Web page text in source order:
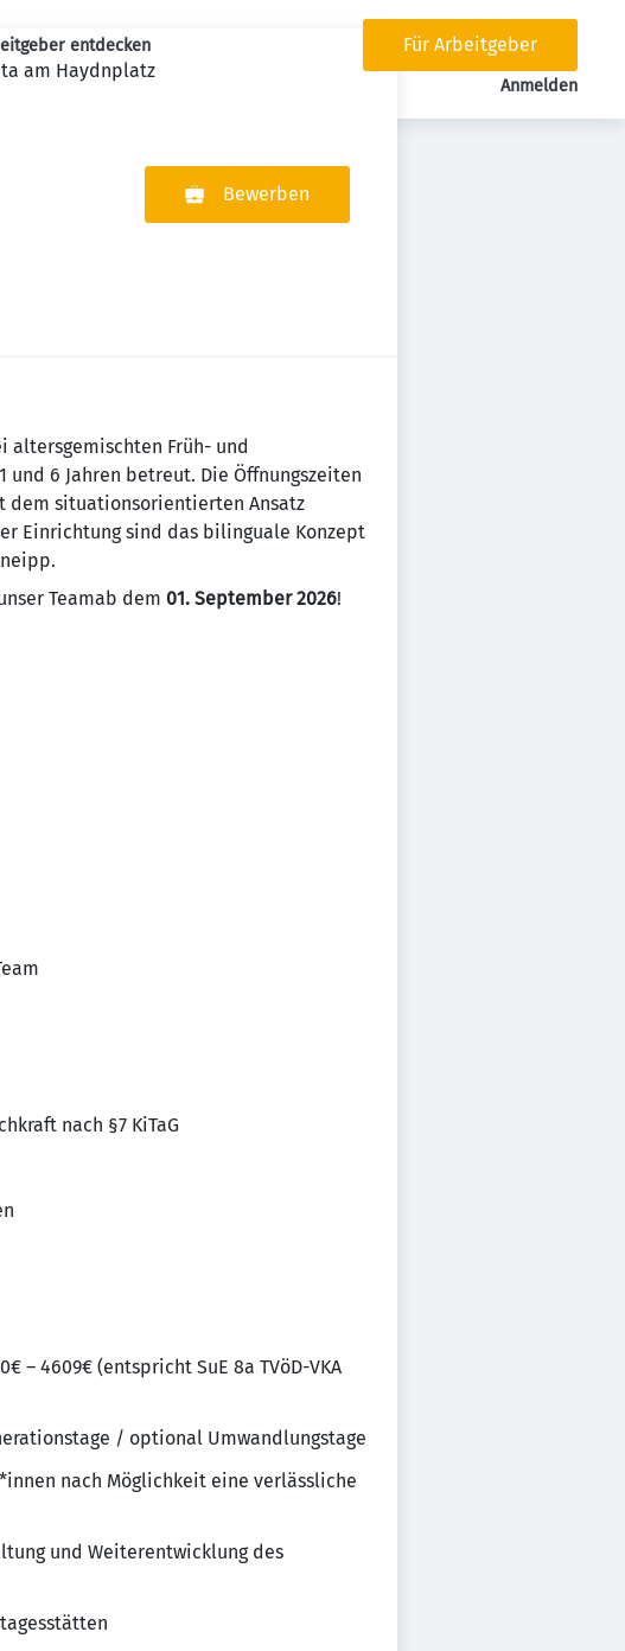
Navigation
entdecken
Für Arbeitgeber
Anmelden
am Haydnplatz
Bewerben
altersgemischten Früh- und
6 Jahren betreut. Die Öffnungszeiten
dem situationsorientierten Ansatz
Einrichtung sind das bilinguale Konzept
Teamab dem 01. September 2026!
nach §7 KiTaG
– 4609€ (entspricht SuE 8a TVöD-VKA
/ optional Umwandlungstage
nach Möglichkeit eine verlässliche
und Weiterentwicklung des